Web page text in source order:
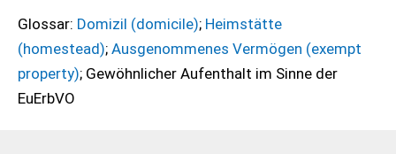
Glossar: Domizil (domicile); Heimstätte
(homestead); Ausgenommenes Vermögen (exempt
property); Gewöhnlicher Aufenthalt im Sinne der
EuErbVO